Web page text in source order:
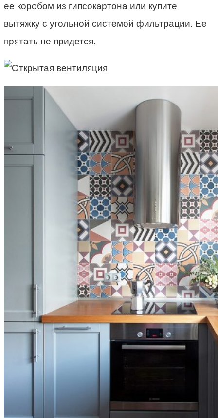
ее коробом из гипсокартона или купите
вытяжку с угольной системой фильтрации. Ее
прятать не придется.